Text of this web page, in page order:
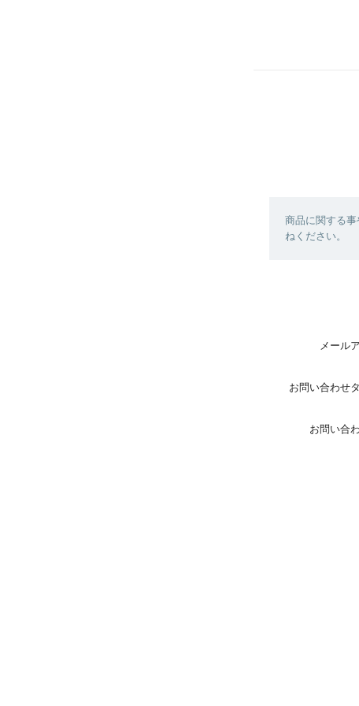
商品に関する
ねください。
メール
お問い合わせ
お問い合